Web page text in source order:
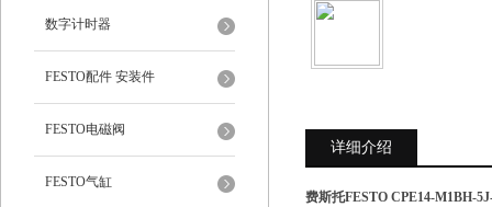
数字计时器
FESTO配件 安装件
FESTO电磁阀
FESTO气缸
详细介绍
费斯托FESTO CPE14-M1BH-